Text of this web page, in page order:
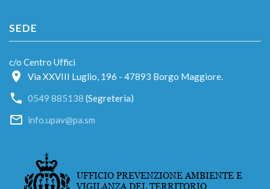
SEDE
c/o Centro Uffici
Via XXVIII Luglio, 196 - 47893 Borgo Maggiore.
0549 885138 (Segreteria)
info.upav@pa.sm